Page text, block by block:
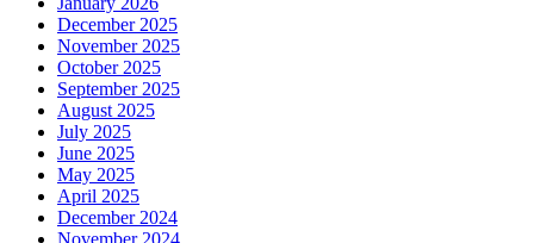
December 2025
November 2025
October 2025
September 2025
August 2025
July 2025
June 2025
May 2025
April 2025
December 2024
November 2024